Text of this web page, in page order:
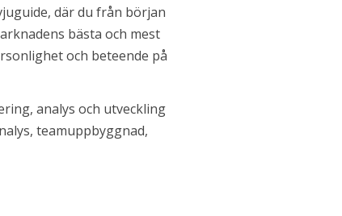
där du från början
bästa och mest
och beteende på
analys och utveckling
teamuppbyggnad,